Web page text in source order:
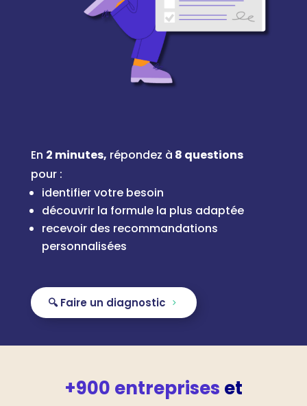
En 2 minutes, répondez à 8 questions
pour :
identifier votre besoin
découvrir la formule la plus adaptée
recevoir des recommandations
personnalisées
🔍 Faire un diagnostic
+900 entreprises et